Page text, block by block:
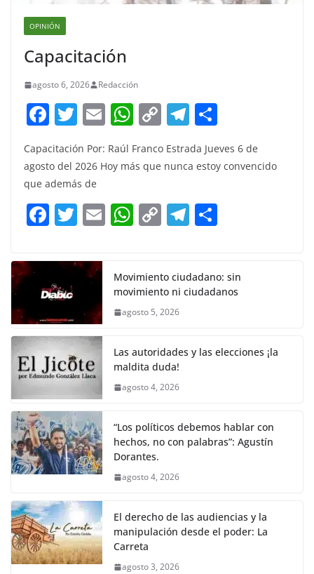
OPINIÓN
Capacitación
agosto 6, 2026 Redacción
F
a
c
e
b
o
k
T
itt
er
E
m
ai
W
at
A
p
C
p
Li
n
T
el
e
a
m
ar
e
Capacitación Por: Raúl Franco Estrada Jueves 6 de
agosto del 2026 Hoy más que nunca estoy convencido
que además de
F
c
e
b
o
o
k
T
itt
er
E W
s
A
p
C
y
Li
k
T
gr
a
e
Movimiento ciudadano: sin
movimiento ni ciudadanos
agosto 5, 2026
Las autoridades y las elecciones ¡la
maldita duda!
agosto 4, 2026
“Los políticos debemos hablar con
hechos, no con palabras”: Agustín
Dorantes.
agosto 4, 2026
El derecho de las audiencias y la
manipulación desde el poder: La
Carreta
agosto 3, 2026